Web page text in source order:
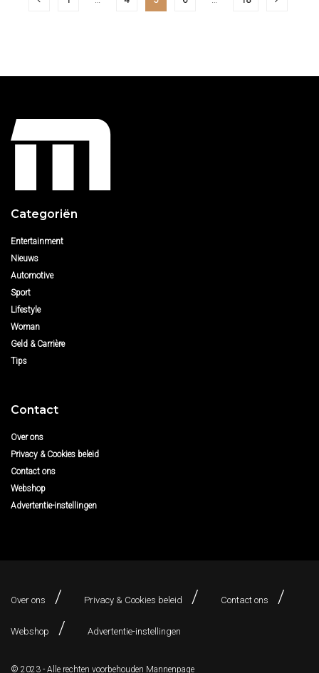
Categoriën
Entertainment
Nieuws
Automotive
Sport
Lifestyle
Woman
Geld & Carrière
Tips
Contact
Over ons
Privacy & Cookies beleid
Contact ons
Webshop
Advertentie-instellingen
Over ons Privacy & Cookies beleid Contact ons
Webshop Advertentie-instellingen
© 2023 - Alle rechten voorbehouden Mannenpage